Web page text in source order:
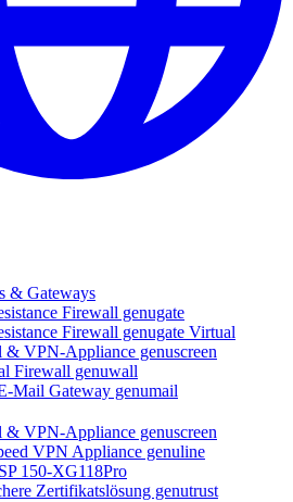
& Gateways
Firewall genugate
Firewall genugate Virtual
& VPN-Appliance genuscreen
Firewall genuwall
Mail Gateway genumail
& VPN-Appliance genuscreen
VPN Appliance genuline
150-XG118Pro
Zertifikatslösung genutrust